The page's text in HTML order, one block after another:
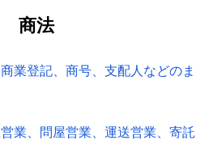
商法
業登記、商号、支配人などのま
業、問屋営業、運送営業、寄託